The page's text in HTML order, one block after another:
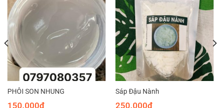
PHÔI SON NHUNG
150.000₫
Sáp Đậu Nành
250.000₫